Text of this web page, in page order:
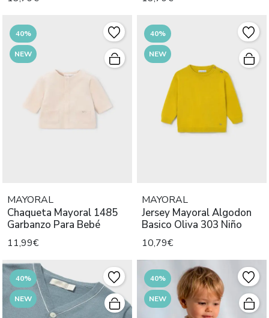
40%
NEW
MAYORAL
Chaqueta Mayoral 1485
Garbanzo Para Bebé
11,99€
40%
NEW
MAYORAL
Jersey Mayoral Algodon
Basico Oliva 303 Niño
10,79€
40%
NEW
40%
NEW